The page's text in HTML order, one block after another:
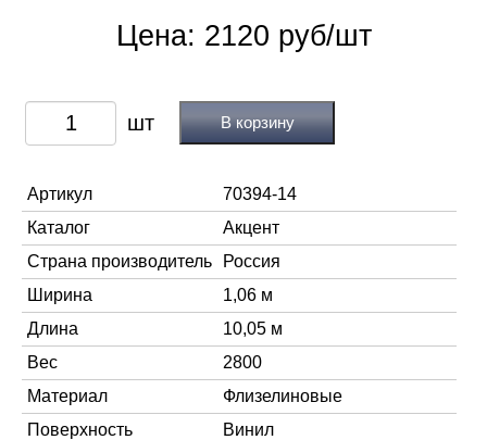
Цена: 2120 руб/шт
В корзину
Артикул
70394-14
Каталог
Акцент
Страна производитель
Россия
Ширина
1,06 м
Длина
10,05 м
Вес
2800
Материал
Флизелиновые
Поверхность
Винил